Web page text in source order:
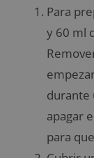
Para
y 60 ml
durante
apagar
para